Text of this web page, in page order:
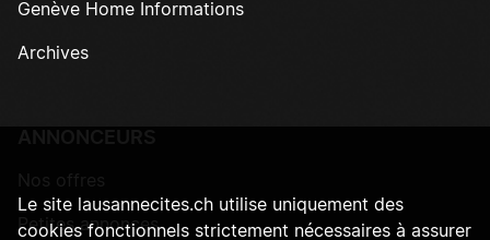
Genève Home Informations
Archives
Petites annonces
Le site lausannecites.ch utilise uniquement des
cookies fonctionnels strictement nécessaires à assurer